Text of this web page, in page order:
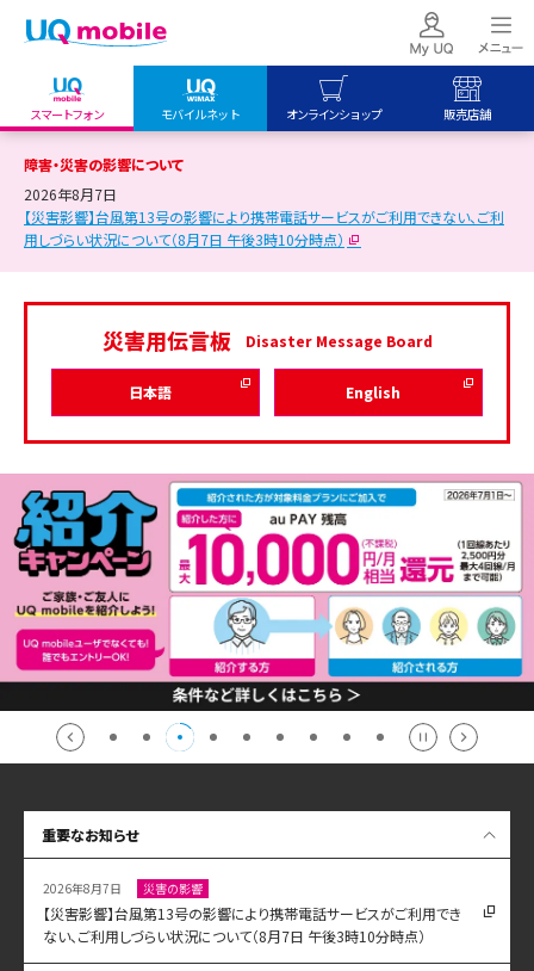
スマートフォン モバイルネット オンラインショップ 販売店舗
my UQ WiMAX
My UQ mobile
UQ mobile
データチャージサイト
UQ mobile
UQ WiMAX
UQ mobile
UQ WiMAX
障害・災害の影響について
2026年8月7日
【災害影響】台風第13号の影響により携帯電話サービスがご利用できない、ご利
用しづらい状況について（8月7日 午後3時10分時点）
災害用伝言板 Disaster Message Board
日本語 English
重要なお知らせ
2026年8月7日 災害の影響
【災害影響】台風第13号の影響により携帯電話サービスがご利用でき
ない、ご利用しづらい状況について（8月7日 午後3時10分時点）